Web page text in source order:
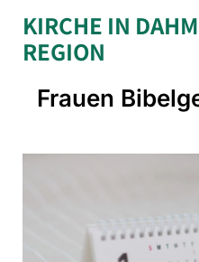
KIRCHE IN
REGION
Frauen